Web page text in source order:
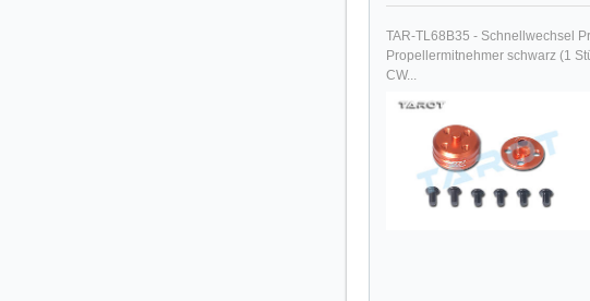
TAR-TL68B35 - Schnellwechsel
Propellermitnehmer schwarz (1
CW...